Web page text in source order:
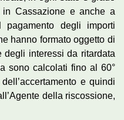
Cassazione e anche a
degli importi
hanno formato oggetto di
interessi da ritardata
sono calcolati fino al 60°
e quindi
della riscossione,